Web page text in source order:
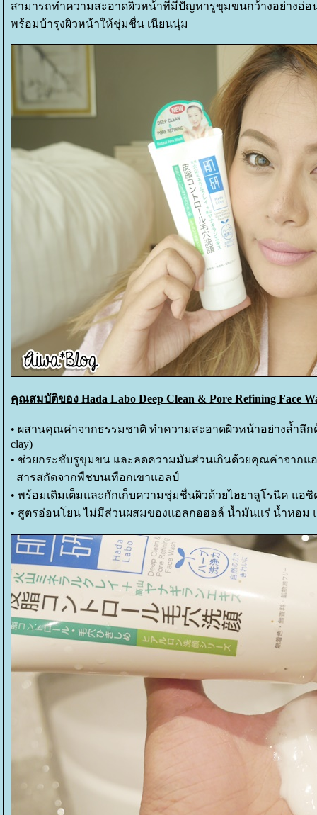
สามารถทำความสะอาดผิวหน้าที่มีปัญหารูขุมขนกว้างอย่างอ่
พร้อมบ้ารุงผิวหน้าให้ชุ่มชื่น เนียนนุ่ม
คุณสมบัติของ Hada Labo Deep Clean & Pore Refining Face
• ผสานคุณค่าจากธรรมชาติ ทำความสะอาดผิวหน้าอย่างล้ำลึก
clay)
• ช่วยกระชับรูขุมขน และลดความมันส่วนเกินด้วยคุณค่าจากแอ
สารสกัดจากพืชบนเทือกเขาแอลป์
• พร้อมเติมเต็มและกักเก็บความชุ่มชื่นผิวด้วยไฮยาลูโรนิค แอ
• สูตรอ่อนโยน ไม่มีส่วนผสมของแอลกอฮอล์ น้ำมันแร่ น้ำหอม